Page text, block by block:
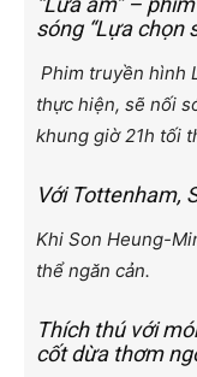
sóng “Lựa chọn
Phim truyền hình
thực hiện, sẽ nối
khung giờ 21h tối
Với Tottenham,
Khi Son Heung-
thể ngăn cản.
Thích thú với
cốt dừa thơm